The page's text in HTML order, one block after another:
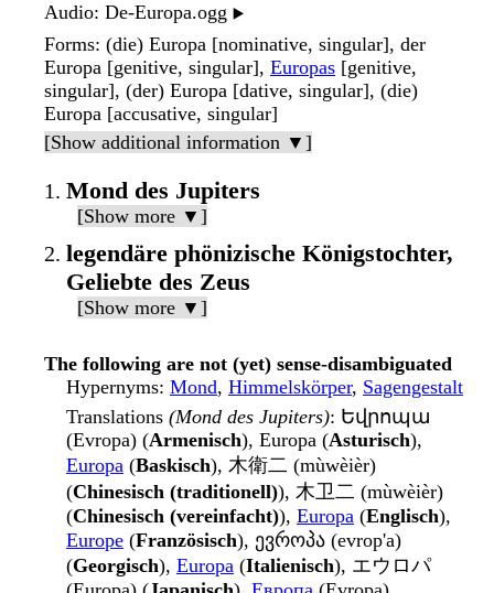
Audio: De-Europa.ogg ▶️
Forms: (die) Europa [nominative, singular], der
Europa [genitive, singular], Europas [genitive,
singular], (der) Europa [dative, singular], (die)
Europa [accusative, singular]
[Show additional information ▼]
Mond des Jupiters
[Show more ▼]
legendäre phönizische Königstochter,
Geliebte des Zeus
[Show more ▼]
The following are not (yet) sense-disambiguated
Hypernyms: Mond, Himmelskörper, Sagengestalt
Translations (Mond des Jupiters): Եվրոպա
(Evropa) (Armenisch), Europa (Asturisch),
Europa (Baskisch), 木衛二 (mùwèièr)
(Chinesisch (traditionell)), 木卫二 (mùwèièr)
(Chinesisch (vereinfacht)), Europa (Englisch),
Europe (Französisch), ევროპა (evrop'a)
(Georgisch), Europa (Italienisch), エウロパ